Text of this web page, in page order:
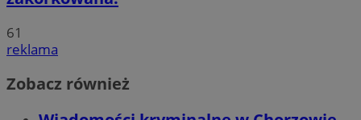
61
reklama
Zobacz również